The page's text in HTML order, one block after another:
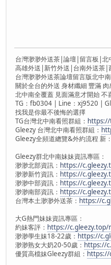
台灣渺渺外送茶|論壇|留言板|
高雄外送|新竹外送|台南外送茶|
台灣渺渺外送茶論壇留言版北中
關於全台的外送 身材纖細 豐滿
北中南全覆蓋 見面滿意才開始 不
TG：fb0304 | Line：xj9520 |
找我是你最不後悔的選擇
TG台灣北中南看照群組：
Gleezy 台灣北中南看照群組：
Gleezy全頻道總覽&外約流程 新：
Gleezy群北中南妹妹資訊專區：
渺渺北部資訊： https://
渺渺新竹資訊： https://
渺渺中部資訊： https://
渺渺南部資訊： https://
台灣本土渺渺外送茶： https://
大G熱門妹妹資訊專區：
約妹客評： https://c.gleezy.top/
渺渺學生妹18-22歲： https://
渺渺熟女大奶20-50歲： https://
優質高檔妹Gleezy群組： https://